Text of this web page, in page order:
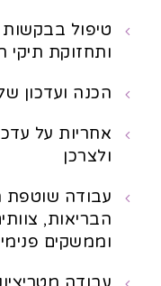
טיפול בבקשות
ותחזוקת תיקי
הכנה ועדכון
אחריות על
ולצרכן
עבודה שוטפת
הבריאות,
וממשקים